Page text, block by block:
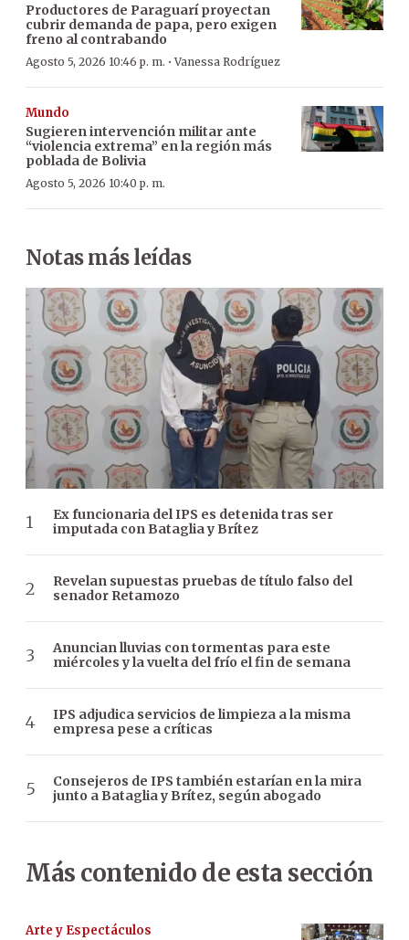
Productores de Paraguarí proyectan
cubrir demanda de papa, pero exigen
freno al contrabando
Agosto 5, 2026 10:46 p. m. ·Vanessa Rodríguez
Mundo
Sugieren intervención militar ante
“violencia extrema” en la región más
poblada de Bolivia
Agosto 5, 2026 10:40 p. m.
Notas más leídas
Ex funcionaria del IPS es detenida tras ser
imputada con Bataglia y Brítez
Revelan supuestas pruebas de título falso del
senador Retamozo
Anuncian lluvias con tormentas para este
miércoles y la vuelta del frío el fin de semana
IPS adjudica servicios de limpieza a la misma
empresa pese a críticas
Consejeros de IPS también estarían en la mira
junto a Bataglia y Brítez, según abogado
Más contenido de esta sección
Arte y Espectáculos